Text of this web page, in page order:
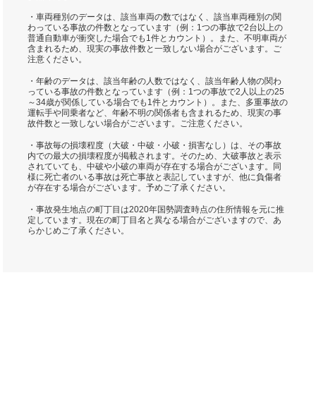
・車両種別のデータは、該当車両の数ではなく、該当車両種別の関
わっている事故の件数となっています（例：1つの事故で2台以上の
普通自動車が衝突した場合でも1件とカウント）。また、不明車両が
含まれるため、現実の事故件数と一致しない場合がございます。ご
注意ください。
・年齢のデータは、該当年齢の人数ではなく、該当年齢人物の関わ
っている事故の件数となっています（例：1つの事故で2人以上の25
～34歳が関係している場合でも1件とカウント）。また、多重事故の
運転手や同乗者など、年齢不明の関係者も含まれるため、現実の事
故件数と一致しない場合がございます。ご注意ください。
・事故毎の損壊程度（大破・中破・小破・損害なし）は、その事故
内での最大の損壊程度が掲載されます。そのため、大破事故と表示
されていても、中破や小破の車両が存在する場合がございます。同
様に死亡者のいる事故は死亡事故と表記していますが、他に負傷者
が存在する場合がございます。予めご了承ください。
・事故発生地点の町丁目は2020年国勢調査時点の住所情報を元に推
定しています。現在の町丁目名と異なる場合がございますので、あ
らかじめご了承ください。